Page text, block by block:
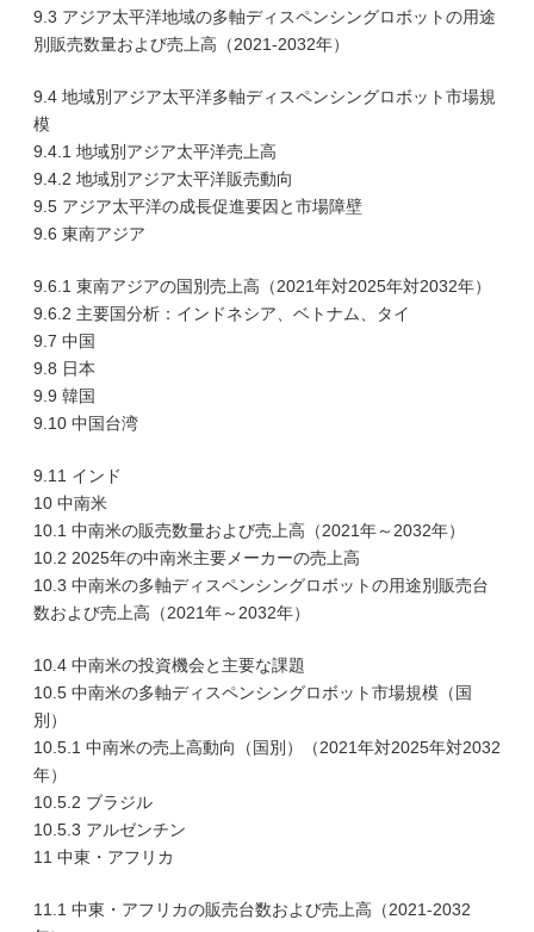
9.3 アジア太平洋地域の多軸ディスペンシングロボットの用途
別販売数量および売上高（2021-2032年）
9.4 地域別アジア太平洋多軸ディスペンシングロボット市場規
模
9.4.1 地域別アジア太平洋売上高
9.4.2 地域別アジア太平洋販売動向
9.5 アジア太平洋の成長促進要因と市場障壁
9.6 東南アジア
9.6.1 東南アジアの国別売上高（2021年対2025年対2032年）
9.6.2 主要国分析：インドネシア、ベトナム、タイ
9.7 中国
9.8 日本
9.9 韓国
9.10 中国台湾
9.11 インド
10 中南米
10.1 中南米の販売数量および売上高（2021年～2032年）
10.2 2025年の中南米主要メーカーの売上高
10.3 中南米の多軸ディスペンシングロボットの用途別販売台
数および売上高（2021年～2032年）
10.4 中南米の投資機会と主要な課題
10.5 中南米の多軸ディスペンシングロボット市場規模（国
別）
10.5.1 中南米の売上高動向（国別）（2021年対2025年対2032
年）
10.5.2 ブラジル
10.5.3 アルゼンチン
11 中東・アフリカ
11.1 中東・アフリカの販売台数および売上高（2021-2032